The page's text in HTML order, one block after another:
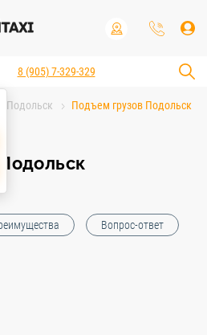
8 (905) 7-329-329
Подольск Подъем грузов Подольск
Вопрос-ответ